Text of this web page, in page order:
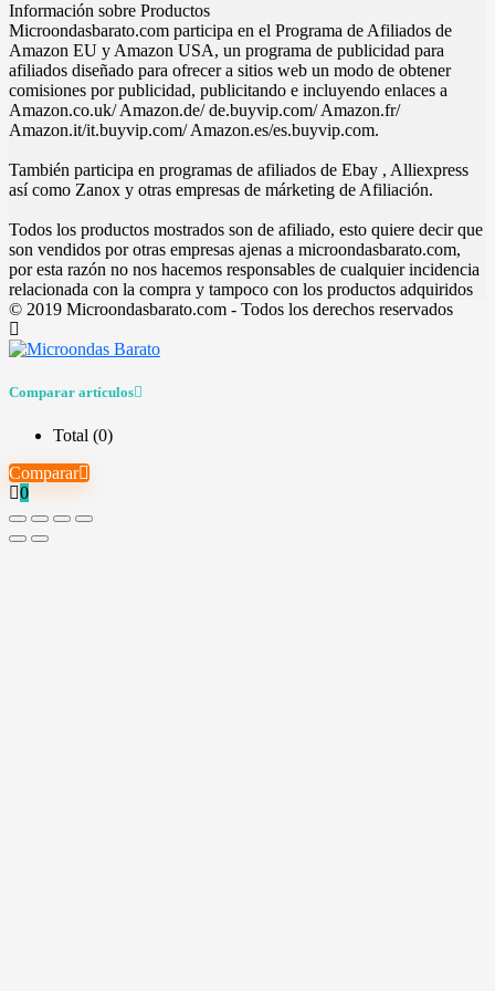
Información sobre Productos
Microondasbarato.com participa en el Programa de Afiliados de
Amazon EU y Amazon USA, un programa de publicidad para
afiliados diseñado para ofrecer a sitios web un modo de obtener
comisiones por publicidad, publicitando e incluyendo enlaces a
Amazon.co.uk/ Amazon.de/ de.buyvip.com/ Amazon.fr/
Amazon.it/it.buyvip.com/ Amazon.es/es.buyvip.com.
También participa en programas de afiliados de Ebay , Alliexpress
así como Zanox y otras empresas de márketing de Afiliación.
Todos los productos mostrados son de afiliado, esto quiere decir que
son vendidos por otras empresas ajenas a microondasbarato.com,
por esta razón no nos hacemos responsables de cualquier incidencia
relacionada con la compra y tampoco con los productos adquiridos
© 2019 Microondasbarato.com - Todos los derechos reservados
Comparar artículos
Total (0)
Comparar
0